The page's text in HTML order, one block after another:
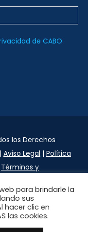
de CABO
los Derechos
| Aviso Legal | Política
Términos y
para brindarle la
sus
hacer clic en
las cookies.